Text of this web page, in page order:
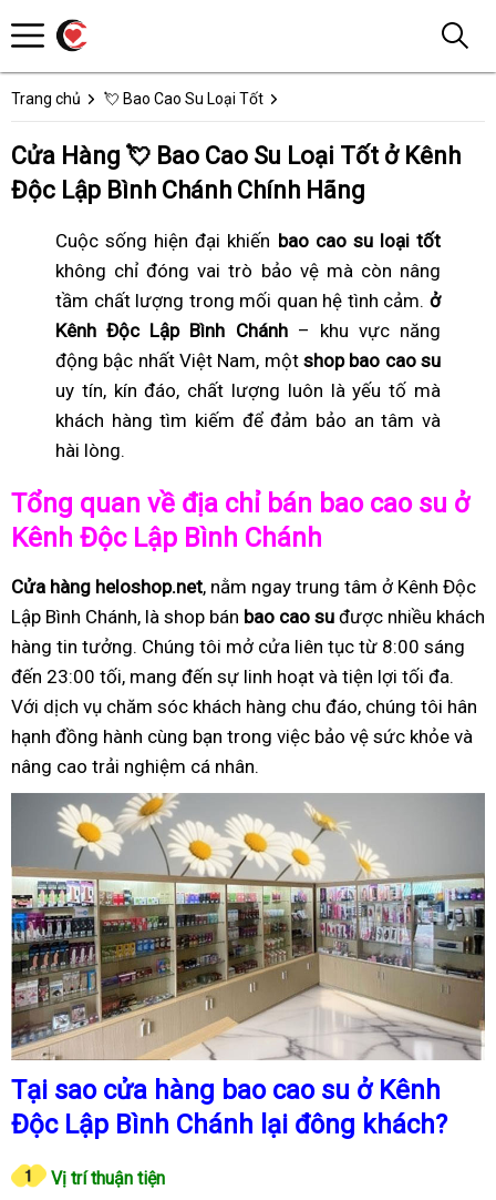
Trang chủ 💘 Bao Cao Su Loại Tốt
Cửa Hàng 💘 Bao Cao Su Loại Tốt ở Kênh
Độc Lập Bình Chánh Chính Hãng
Cuộc sống hiện đại khiến bao cao su loại tốt
không chỉ đóng vai trò bảo vệ mà còn nâng
tầm chất lượng trong mối quan hệ tình cảm. ở
Kênh Độc Lập Bình Chánh– khu vực năng
động bậc nhất Việt Nam, một shop bao cao su
uy tín, kín đáo, chất lượng luôn là yếu tố mà
khách hàng tìm kiếm để đảm bảo an tâm và
hài lòng.
Tổng quan về địa chỉ bán bao cao su ở
Kênh Độc Lập Bình Chánh
Cửa hàng heloshop.net, nằm ngay trung tâm ở Kênh Độc
Lập Bình Chánh, là shop bán bao cao su được nhiều khách
hàng tin tưởng. Chúng tôi mở cửa liên tục từ 8:00 sáng
đến 23:00 tối, mang đến sự linh hoạt và tiện lợi tối đa.
Với dịch vụ chăm sóc khách hàng chu đáo, chúng tôi hân
hạnh đồng hành cùng bạn trong việc bảo vệ sức khỏe và
nâng cao trải nghiệm cá nhân.
Tại sao cửa hàng bao cao su ở Kênh
Độc Lập Bình Chánh lại đông khách?
Vị trí thuận tiện